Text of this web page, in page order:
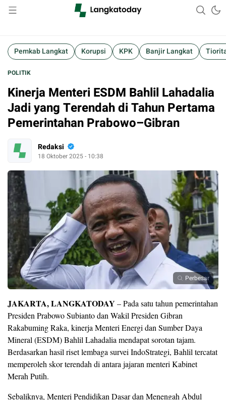
Langkatoday.com
Suara Lokal, Informasi Global
Pemkab Langkat Korupsi KPK Banjir Langkat
POLITIK
Kinerja Menteri ESDM Bahlil Lahadalia
Jadi yang Terendah di Tahun Pertama
Pemerintahan Prabowo–Gibran
Redaksi
18 Oktober 2025 - 10:38
Perbesar
JAKARTA, LANGKATODAY – Pada satu tahun pemerintahan
Presiden Prabowo Subianto dan Wakil Presiden Gibran
Rakabuming Raka, kinerja Menteri Energi dan Sumber Daya
Mineral (ESDM) Bahlil Lahadalia mendapat sorotan tajam.
Berdasarkan hasil riset lembaga survei IndoStrategi, Bahlil tercatat
memperoleh skor terendah di antara jajaran menteri Kabinet
Merah Putih.
Sebaliknya, Menteri Pendidikan Dasar dan Menengah Abdul